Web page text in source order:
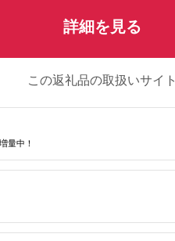
詳細を見る
この返礼品の取扱いサイト
量中！